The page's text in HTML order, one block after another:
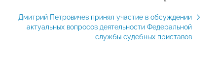
Дмитрий Петровичев принял участие в обсуждении
актуальных вопросов деятельности Федеральной
службы судебных приставов